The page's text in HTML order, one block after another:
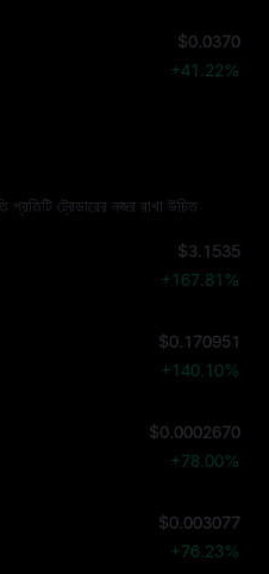
$0.0370
+41.22%
প্রতিটি ট্রেডারের নজর রাখা উচিত
$3.1535
+167.81%
$0.170951
+140.10%
$0.0002670
+78.00%
$0.003077
+76.23%